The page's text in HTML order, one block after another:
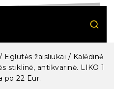
/ Eglutės žaisliukai / Kalėdinė
stiklinė, antikvarinė. LIKO 1
po 22 Eur.